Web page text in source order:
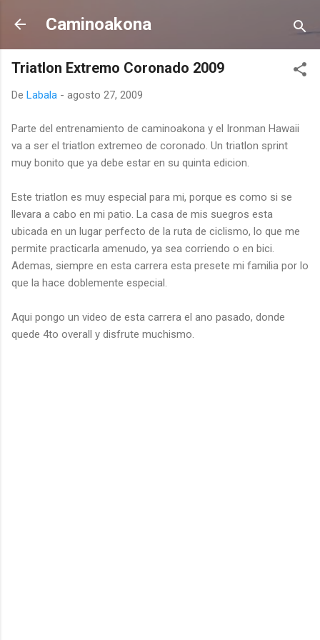
Ir al contenido principal
Caminoakona
Triatlon Extremo Coronado 2009
De Labala - agosto 27, 2009
Parte del entrenamiento de caminoakona y el Ironman Hawaii
va a ser el triatlon extremeo de coronado. Un triatlon sprint
muy bonito que ya debe estar en su quinta edicion.
Este triatlon es muy especial para mi, porque es como si se
llevara a cabo en mi patio. La casa de mis suegros esta
ubicada en un lugar perfecto de la ruta de ciclismo, lo que me
permite practicarla amenudo, ya sea corriendo o en bici.
Ademas, siempre en esta carrera esta presete mi familia por lo
que la hace doblemente especial.
Aqui pongo un video de esta carrera el ano pasado, donde
quede 4to overall y disfrute muchismo.